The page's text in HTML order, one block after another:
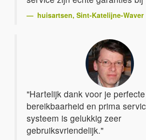
huisartsen, Sint-Katelijne-Waver
"Hartelijk dank voor je perfecte
bereikbaarheid en prima
systeem is gelukkig zeer
gebruiksvriendelijk."